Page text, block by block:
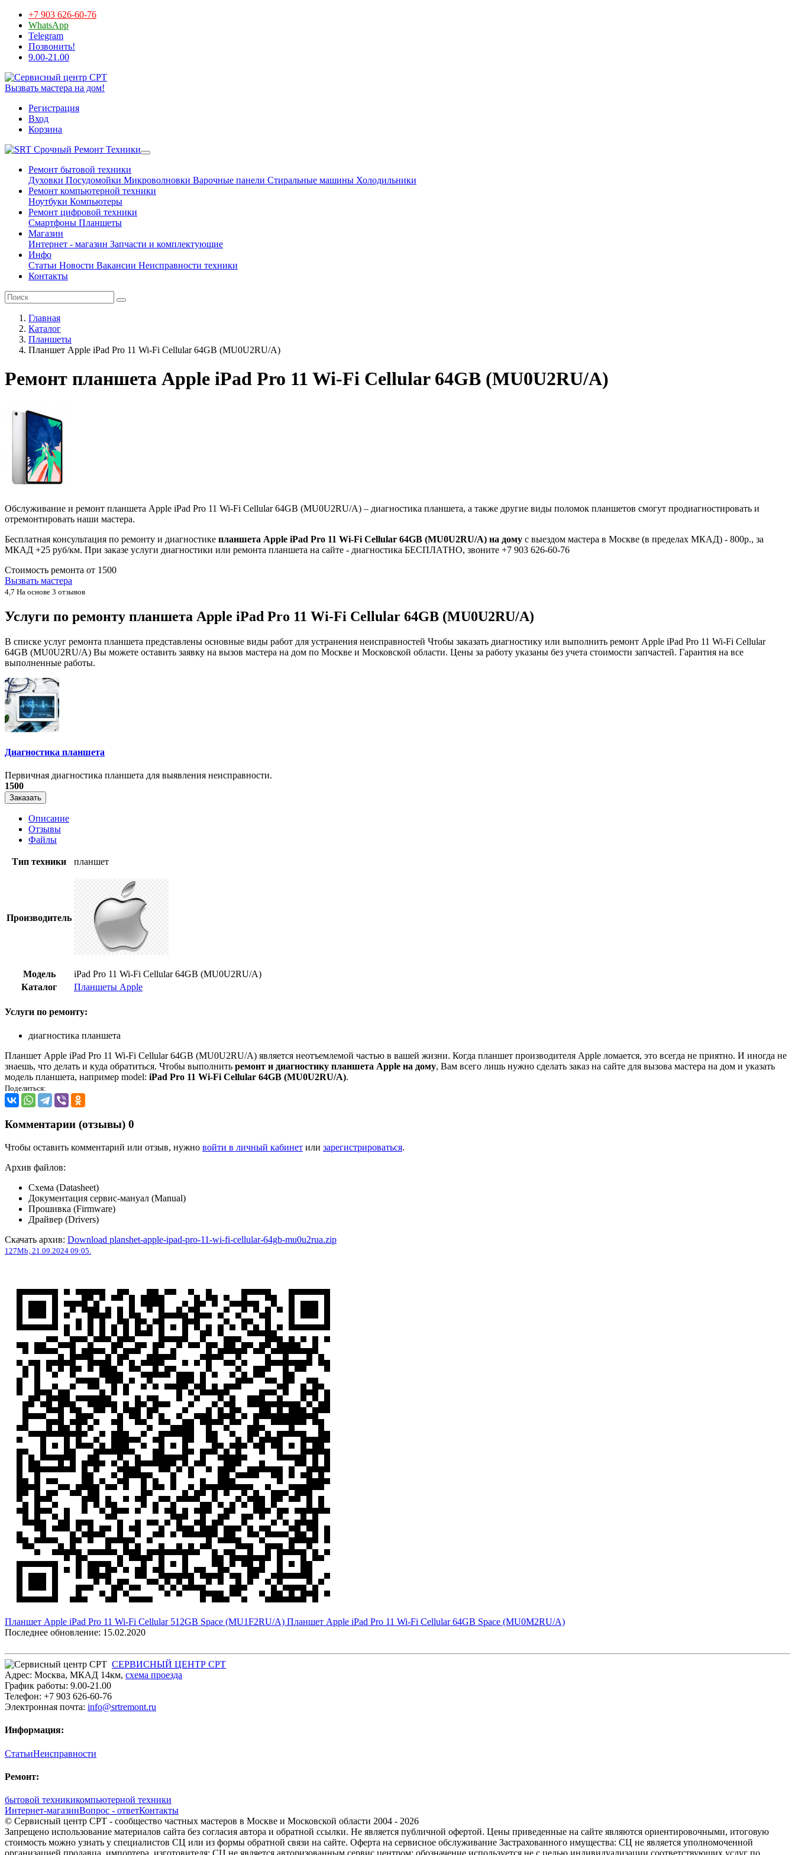
+7 903 626-60-76
WhatsApp
Telegram
Позвонить!
9.00-21.00
Вызвать мастера на дом!
Регистрация
Вход
Корзина
Срочный Ремонт Техники
Ремонт бытовой техники
Духовки Посудомойки Микроволновки Варочные панели Стиральные машины Холодильники
Ремонт компьютерной техники
Ноутбуки Компьютеры
Ремонт цифровой техники
Смартфоны Планшеты
Магазин
Интернет - магазин Запчасти и комплектующие
Инфо
Статьи Новости Вакансии Неисправности техники
Контакты
Главная
Каталог
Планшеты
Планшет Apple iPad Pro 11 Wi-Fi Cellular 64GB (MU0U2RU/A)
Ремонт планшета Apple iPad Pro 11 Wi-Fi Cellular 64GB (MU0U2RU/A)
Обслуживание и ремонт планшета Apple iPad Pro 11 Wi-Fi Cellular 64GB (MU0U2RU/A) – диагностика планшета, а также другие виды поломок планшетов смогут продиагностировать и
отремонтировать наши мастера.
Бесплатная консультация по ремонту и диагностике планшета Apple iPad Pro 11 Wi-Fi Cellular 64GB (MU0U2RU/A) на дому с выездом мастера в Москве (в пределах МКАД) - 800р., за
МКАД +25 руб/км. При заказе услуги диагностики или ремонта планшета на сайте - диагностика БЕСПЛАТНО, звоните +7 903 626-60-76
Стоимость ремонта от 1500
Вызвать мастера
4,7 На основе 3 отзывов
Услуги по ремонту планшета Apple iPad Pro 11 Wi-Fi Cellular 64GB (MU0U2RU/A)
В списке услуг ремонта планшета представлены основные виды работ для устранения неисправностей Чтобы заказать диагностику или выполнить ремонт Apple iPad Pro 11 Wi-Fi Cellular
64GB (MU0U2RU/A) Вы можете оставить заявку на вызов мастера на дом по Москве и Московской области. Цены за работу указаны без учета стоимости запчастей. Гарантия на все
выполненные работы.
Диагностика планшета
Первичная диагностика планшета для выявления неисправности.
1500
Заказать
Описание
Отзывы
Файлы
Тип техники планшет
Производитель
Модель
iPad Pro 11 Wi-Fi Cellular 64GB (MU0U2RU/A)
Каталог
Планшеты Apple
Услуги по ремонту:
диагностика планшета
Планшет Apple iPad Pro 11 Wi-Fi Cellular 64GB (MU0U2RU/A) является неотъемлемой частью в вашей жизни. Когда планшет производителя Apple ломается, это всегда не приятно. И иногда не
знаешь, что делать и куда обратиться. Чтобы выполнить ремонт и диагностику планшета Apple на дому, Вам всего лишь нужно сделать заказ на сайте для вызова мастера на дом и указать
модель планшета, например model: iPad Pro 11 Wi-Fi Cellular 64GB (MU0U2RU/A).
Поделиться:
Комментарии (отзывы) 0
Чтобы оставить комментарий или отзыв, нужно войти в личный кабинет или зарегистрироваться.
Архив файлов:
Схема (Datasheet)
Документация сервис-мануал (Manual)
Прошивка (Firmware)
Драйвер (Drivers)
Скачать архив: Download planshet-apple-ipad-pro-11-wi-fi-cellular-64gb-mu0u2rua.zip
127Mb, 21.09.2024 09:05.
Планшет Apple iPad Pro 11 Wi-Fi Cellular 512GB Space (MU1F2RU/A) Планшет Apple iPad Pro 11 Wi-Fi Cellular 64GB Space (MU0M2RU/A)
Последнее обновление: 15.02.2020
СЕРВИСНЫЙ ЦЕНТР СРТ
Адрес: Москва, МКАД 14км, cхема проезда
График работы: 9.00-21.00
Телефон: +7 903 626-60-76
Электронная почта: info@srtremont.ru
Информация:
СтатьиНеисправности
Ремонт:
бытовой техникикомпьютерной техники
Интернет-магазинВопрос - ответКонтакты
© Сервисный центр СРТ - сообщество частных мастеров в Москве и Московской области 2004 - 2026
Запрещено использование материалов сайта без согласия автора и обратной ссылки. Не является публичной офертой. Цены приведенные на сайте являются ориентировочными, итоговую
стоимость можно узнать у специалистов СЦ или из формы обратной связи на сайте. Оферта на сервисное обслуживание Застрахованного имущества: СЦ не является уполномоченной